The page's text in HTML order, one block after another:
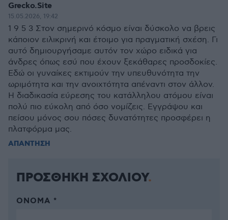
Grecko.Site
15.05.2026, 19:42
1 9 5 3 Στον σημερινό κόσμο είναι δύσκολο να βρεις
κάποιον ειλικρινή και έτοιμο για πραγματική σχέση. Γι
αυτό δημιουργήσαμε αυτόν τον χώρο ειδικά για
άνδρες όπως εσύ που έχουν ξεκάθαρες προσδοκίες.
Εδώ οι γυναίκες εκτιμούν την υπευθυνότητα την
ωριμότητα και την ανοιχτότητα απέναντι στον άλλον.
Η διαδικασία εύρεσης του κατάλληλου ατόμου είναι
πολύ πιο εύκολη από όσο νομίζεις. Εγγράψου και
πείσου μόνος σου πόσες δυνατότητες προσφέρει η
πλατφόρμα μας.
ΑΠΑΝΤΗΣΗ
ΠΡΟΣΘΗΚΗ ΣΧΟΛΙΟΥ
ΌΝΟΜΑ *